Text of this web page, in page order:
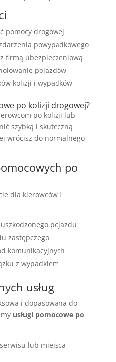
pomocy drogowej
powypadkowego
firmą ubezpieczeniową
pojazdów
kolizji i wypadków
po kolizji drogowej?
po kolizji lub
szybką i skuteczną
wrócisz do normalnego
po
dla kierowców i
pojazdu
zastępczego
komunikacyjnych
z wypadkiem
usług
i dopasowana do
usługi pomocowe po
lub miejsca